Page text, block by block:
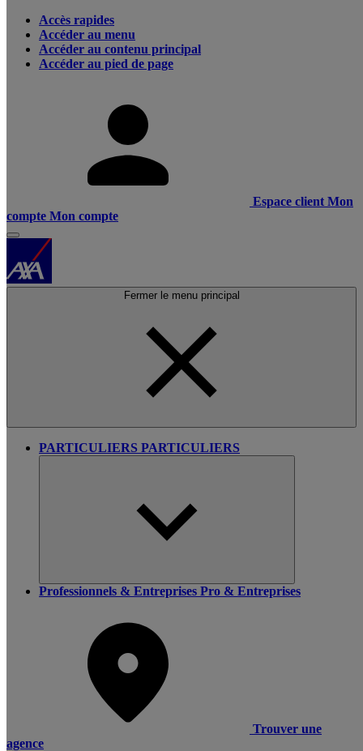
Accès rapides
Accéder au menu
Accéder au contenu principal
Accéder au pied de page
Espace client Mon
compte Mon compte
Fermer le menu principal
PARTICULIERS PARTICULIERS
Professionnels & Entreprises Pro & Entreprises
Trouver une
agence